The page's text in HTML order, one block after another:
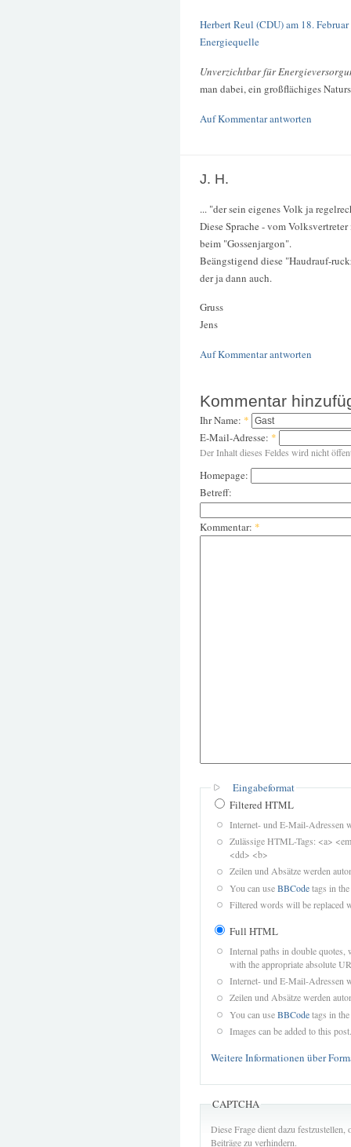
Herbert Reul (CDU) am 18.
Energiequelle
Unverzichtbar für
man dabei, ein großflächiges
Auf Kommentar antworten
J. H.
... "der sein eigenes Volk ja
Diese Sprache - vom
beim "Gossenjargon".
Beängstigend diese "Haudrauf-
der ja dann auch.
Gruss
Jens
Auf Kommentar antworten
Kommentar
Ihr Name: *
E-Mail-Adresse: *
Der Inhalt dieses Feldes wird nicht
Homepage:
Betreff:
Kommentar: *
Eingabeformat
Filtered HTML
Internet- und E-Mail-Adressen
Zulässige HTML-Tags: <a>
<dd> <b>
Zeilen und Absätze werden
You can useBBCodetags in
Filtered words will be replaced
Full HTML
Internal paths in double quotes,
with the appropriate absolute
Internet- und E-Mail-Adressen
Zeilen und Absätze werden
You can useBBCodetags in
Images can be added to this post.
Weitere Informationen über
CAPTCHA
Diese Frage dient dazu
Beiträge zu verhindern.